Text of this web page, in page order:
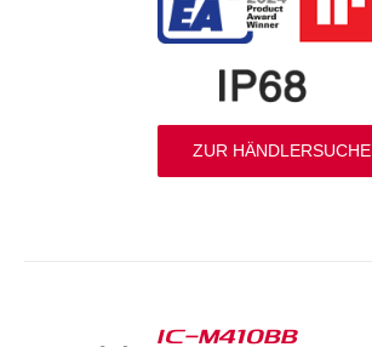
ZUR HÄNDLERSUCHE
IC-M410BB